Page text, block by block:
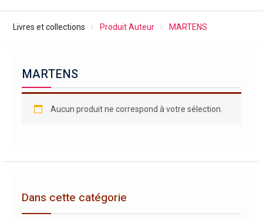
Livres et collections Produit Auteur MARTENS
MARTENS
Aucun produit ne correspond à votre sélection.
Dans cette catégorie